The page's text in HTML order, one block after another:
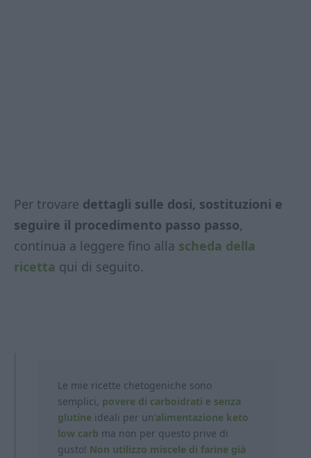
Per trovare dettagli sulle dosi, sostituzioni e
seguire il procedimento passo passo,
continua a leggere fino alla scheda della
ricetta qui di seguito.
Le mie ricette chetogeniche sono
semplici, povere di carboidrati e senza
glutine ideali per un’alimentazione keto
low carb ma non per questo prive di
gusto! Non utilizzo miscele di farine già